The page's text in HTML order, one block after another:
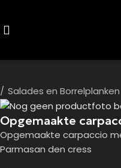
Salades en Borrelplanken
Opgemaakte
Opgemaakte carpaccio
Parmasan den cress